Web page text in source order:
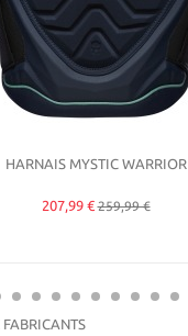
HARNAIS MYSTIC WARRIOR
207,99 €259,99 €